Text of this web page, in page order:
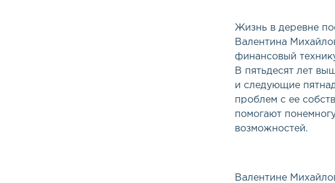
Жизнь в деревне
Валентина
финансовый
В пятьдесят лет
и следующие
проблем с ее
помогают
возможностей.
Валентине